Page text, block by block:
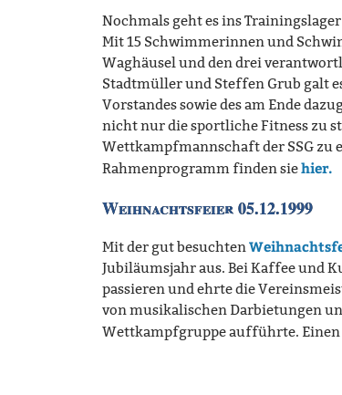
Nochmals geht es ins
Mit 15 Schwimmerinnen und
Waghäusel und den drei
Stadtmüller und Steffen Grub galt
Vorstandes sowie des am Ende
nicht nur die sportliche Fitness zu
Wettkampfmannschaft der SSG
Rahmenprogramm finden siehier.
Weihnachtsfeier 05.12.1999
Mit der gut besuchten
Jubiläumsjahr aus. Bei Kaffee und
passieren und ehrte die
von musikalischen Darbietungen
Wettkampfgruppe aufführte.